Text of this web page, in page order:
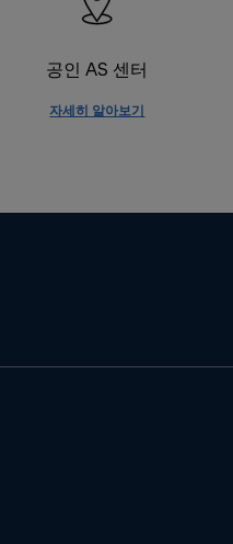
공인 AS 센터
자세히 알아보기